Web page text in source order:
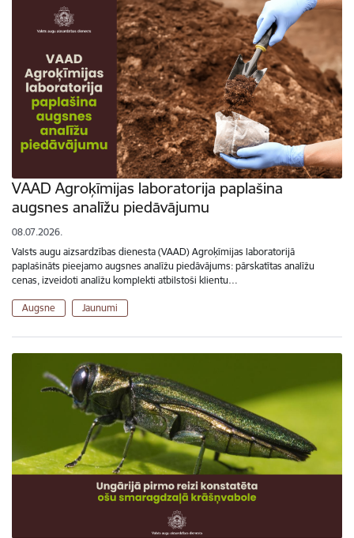
VAAD Agroķīmijas laboratorija paplašina
augsnes analīžu piedāvājumu
08.07.2026.
Valsts augu aizsardzības dienesta (VAAD) Agroķīmijas laboratorijā
paplašināts pieejamo augsnes analīžu piedāvājums: pārskatītas analīžu
cenas, izveidoti analīžu komplekti atbilstoši klientu…
Augsne Jaunumi